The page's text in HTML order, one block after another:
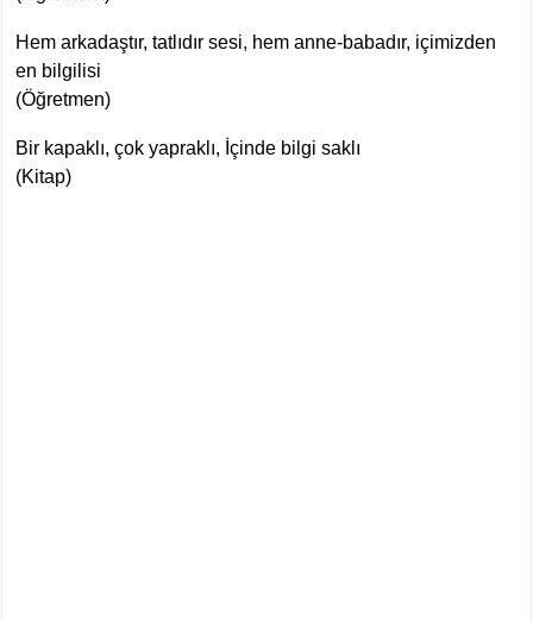
Hem arkadaştır, tatlıdır sesi, hem anne-babadır, içimizden
en bilgilisi
(Öğretmen)
Bir kapaklı, çok yapraklı, İçinde bilgi saklı
(Kitap)